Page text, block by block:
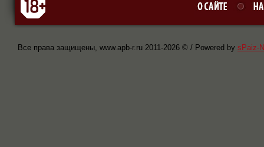
Все права защищены, www.apb-r.ru 2011-2026 © / Powered by sPaiz-